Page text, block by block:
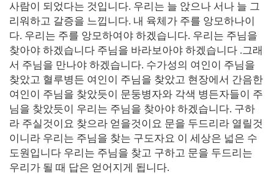
사람이 되었다는 것입니다. 우리는 늘 앉으나 서나 늘 그
리워하고 갈증을 느낍니다. 내 육체가 주를 앙모하나이
다. 우리는 주를 앙모하여야 하겠습니다. 우리는 주님을
찾아야 하겠습니다 주님을 바라보아야 하겠습니다 .그래
서 주님을 만나야 하겠습니다. 수가성의 여인이 주님을
찾았고 혈루병든 여인이 주님을 찾았고 현장에서 간음한
여인이 주님을 찾았듯이 문둥병자와 각색 병든자들이 주
님을 찾았듯이 우리는 주님을 찾아야 하겠습니다. 구하
라 주실것이요 찾으라 얻을것이요 문을 두드리라 열릴것
이니라 우리는 주님을 찾는 구도자요 이 세상은 넓은 수
도원입니다 우리는 주님을 찾고 구하고 문을 두드리는
우리가 될 때 답은 얻어지게 됩니다.